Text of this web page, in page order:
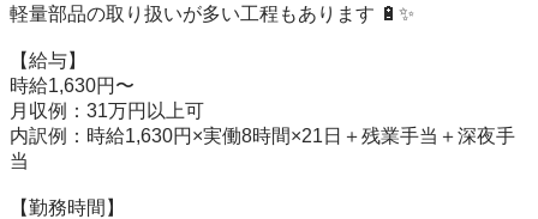
軽量部品の取り扱いが多い工程もあります 🔋✨
【給与】
時給1,630円〜
月収例：31万円以上可
内訳例：時給1,630円×実働8時間×21日＋残業手当＋深夜手
当
【勤務時間】